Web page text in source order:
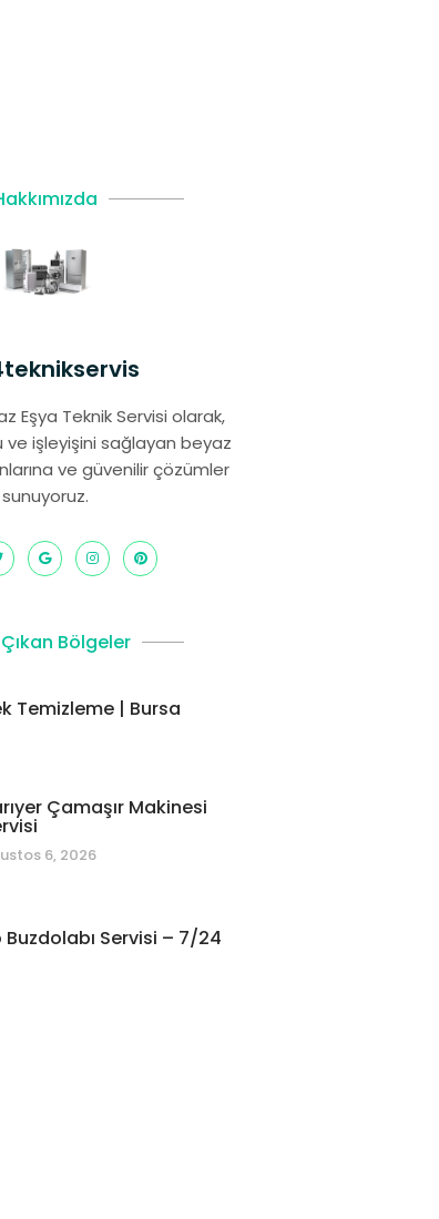
Eşya Teknik Servisi olarak,
ve işleyişini sağlayan beyaz
ve güvenilir çözümler
sunuyoruz.
Bölgeler
Temizleme | Bursa
Çamaşır Makinesi
6, 2026
Servisi – 7/24